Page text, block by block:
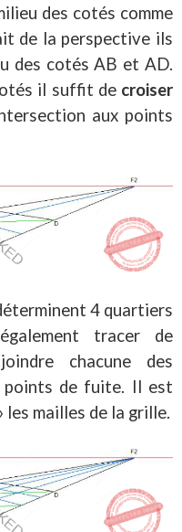
des cotés comme
de la perspective ils
des cotés AB et AD.
il suffit decroiser
aux points
4 quartiers
tracer de
chacune des
points de fuite. Il est
les mailles de la grille.